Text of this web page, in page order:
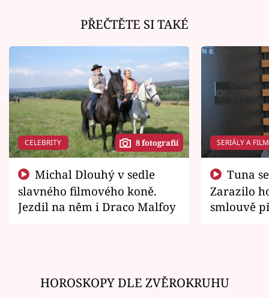
PŘEČTĚTE SI TAKÉ
CELEBRITY 8 fotografií
slavného filmového koně.
Jezdil na něm i Draco Malfoy
SERIÁLY A
Zarazilo
smlouvě
HOROSKOPY DLE ZVĚROKRUHU